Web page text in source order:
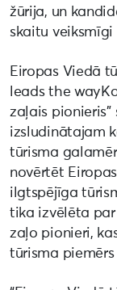
žūrija, un
skaitu
Eiropas Viedā
leads the
zaļais pionieris”
izsludinātajam
tūrisma
novērtēt
ilgtspējīga
tika izvēlēta par
zaļo pionieri,
tūrisma piemērs